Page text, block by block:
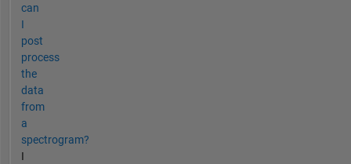
can
I
post
process
the
data
from
a
spectrogram?
I